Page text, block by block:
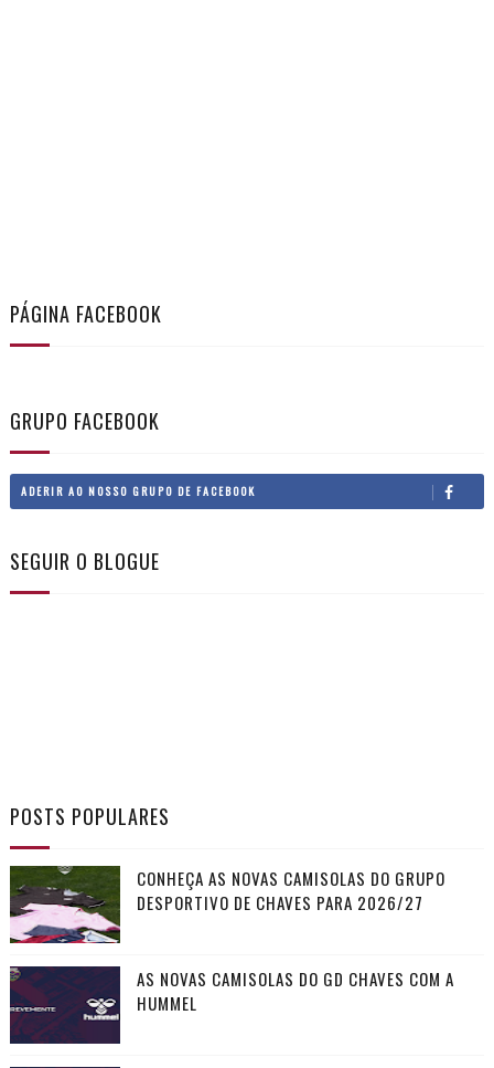
PÁGINA FACEBOOK
GRUPO FACEBOOK
ADERIR AO NOSSO GRUPO DE FACEBOOK
SEGUIR O BLOGUE
POSTS POPULARES
CONHEÇA AS NOVAS CAMISOLAS DO GRUPO
DESPORTIVO DE CHAVES PARA 2026/27
AS NOVAS CAMISOLAS DO GD CHAVES COM A
HUMMEL